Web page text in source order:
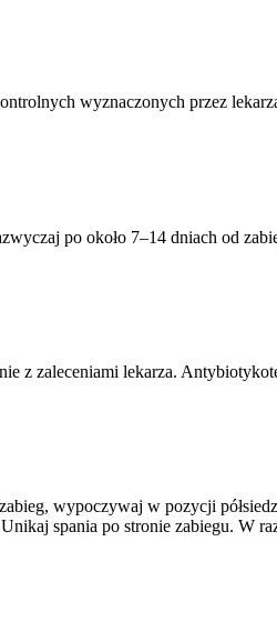
wyznaczonych przez
po około 7–14 dniach od
z zaleceniami lekarza.
wypoczywaj w pozycji
spania po stronie zabiegu. W